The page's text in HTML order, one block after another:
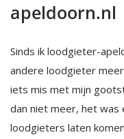
apeldoorn.nl
Sinds ik loodgieter-
andere loodgieter
iets mis met mijn
dan niet meer, het
loodgieters laten